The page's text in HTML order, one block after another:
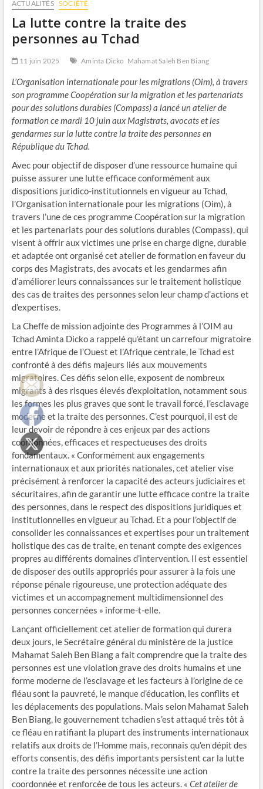
ACTUALITÉS SOCIÉTÉ
La lutte contre la traite des
personnes au Tchad
11 juin 2025 Aminta Dicko Mahamat Saleh Ben Biang
L’Organisation internationale pour les migrations (Oim), à travers
son programme Coopération sur la migration et les partenariats
pour des solutions durables (Compass) a lancé un atelier de
formation ce mardi 10 juin aux Magistrats, avocats et les
gendarmes sur la lutte contre la traite des personnes en
République du Tchad.
Avec pour objectif de disposer d’une ressource humaine qui
puisse assurer une lutte efficace conformément aux
dispositions juridico-institutionnels en vigueur au Tchad,
l’Organisation internationale pour les migrations (Oim), à
travers l’une de ces programme Coopération sur la migration
et les partenariats pour des solutions durables (Compass), qui
visent à offrir aux victimes une prise en charge digne, durable
et adaptée ont organisé cet atelier de formation en faveur du
corps des Magistrats, des avocats et les gendarmes afin
d’améliorer leurs connaissances sur le traitement holistique
des cas de traites des personnes selon leur champ d’actions et
d’expertises.
La Cheffe de mission adjointe des Programmes à l’OIM au
Tchad Aminta Dicko a rappelé qu’étant un carrefour migratoire
entre l’Afrique de l’Ouest et l’Afrique centrale, le Tchad est
confronté à des défis majeurs liés aux mouvements
migratoires. Ces défis selon elle, exposent de nombreux
migrants à des risques élevés d’exploitation, notamment sous
les formes les plus graves que sont le travail forcé, l’esclavage
moderne et la traite des personnes. C’est pourquoi, il est de
leur devoir de répondre à ces enjeux par des actions
coordonnées, efficaces et respectueuses des droits
fondamentaux. « Conformément aux engagements
internationaux et aux priorités nationales, cet atelier vise
précisément à renforcer la capacité des acteurs judiciaires et
sécuritaires, afin de garantir une lutte efficace contre la traite
des personnes, dans le respect des dispositions juridiques et
institutionnelles en vigueur au Tchad. Et a pour l’objectif de
consolider les connaissances et expertises pour un traitement
holistique des cas de traite, en tenant compte des exigences
propres au différents domaines d’intervention. Il est essentiel
de disposer des outils appropriés pour assurer à la fois une
réponse pénale rigoureuse, une protection adéquate des
victimes et un accompagnement multidimensionnel des
personnes concernées » informe-t-elle.
Lançant officiellement cet atelier de formation qui durera
deux jours, le Secrétaire général du ministère de la justice
Mahamat Saleh Ben Biang a fait comprendre que la traite des
personnes est une violation grave des droits humains et une
forme moderne de l’esclavage et les facteurs à l’origine de ce
fléau sont la pauvreté, le manque d’éducation, les conflits et
les déplacements des populations. Mais selon Mahamat Saleh
Ben Biang, le gouvernement tchadien s’est attaqué très tôt à
ce fléau en ratifiant la plupart des instruments internationaux
relatifs aux droits de l’Homme mais, reconnais qu’en dépit des
efforts consentis, des défis importants persistent car la lutte
contre la traite des personnes nécessite une action
coordonnée et renforcée de tous les acteurs. « Cet atelier de